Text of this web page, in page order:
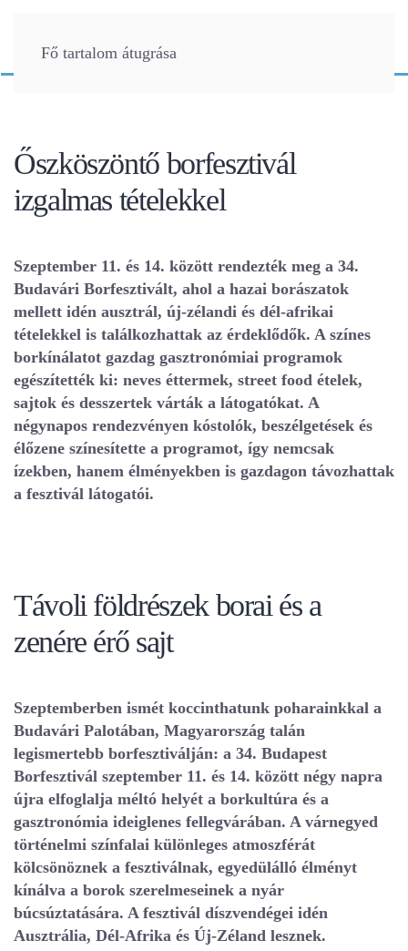
Fő tartalom átugrása
Őszköszöntő borfesztivál
izgalmas tételekkel
Szeptember 11. és 14. között rendezték meg a 34.
Budavári Borfesztivált, ahol a hazai borászatok
mellett idén ausztrál, új-zélandi és dél-afrikai
tételekkel is találkozhattak az érdeklődők. A színes
borkínálatot gazdag gasztronómiai programok
egészítették ki: neves éttermek, street food ételek,
sajtok és desszertek várták a látogatókat. A
négynapos rendezvényen kóstolók, beszélgetések és
élőzene színesítette a programot, így nemcsak
ízekben, hanem élményekben is gazdagon távozhattak
a fesztivál látogatói.
Távoli földrészek borai és a
zenére érő sajt
Szeptemberben ismét koccinthatunk poharainkkal a
Budavári Palotában, Magyarország talán
legismertebb borfesztiválján: a 34. Budapest
Borfesztivál szeptember 11. és 14. között négy napra
újra elfoglalja méltó helyét a borkultúra és a
gasztronómia ideiglenes fellegvárában. A várnegyed
történelmi színfalai különleges atmoszférát
kölcsönöznek a fesztiválnak, egyedülálló élményt
kínálva a borok szerelmeseinek a nyár
búcsúztatására. A fesztivál díszvendégei idén
Ausztrália, Dél-Afrika és Új-Zéland lesznek.